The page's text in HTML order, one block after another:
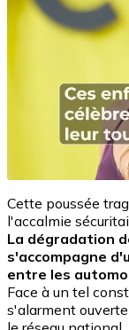
Cette poussée
l'accalmie
La dégradation
s'accompagne
entre les
Face à un tel
s'alarment